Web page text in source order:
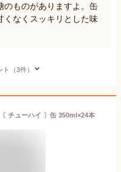
のものがありますよ。缶
くなくスッキリとした味
（3件）
チューハイ 〕缶 350ml×24本